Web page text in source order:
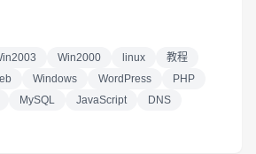
Win2000 linux
教程
Windows WordPress
PHP
MySQL JavaScript
DNS